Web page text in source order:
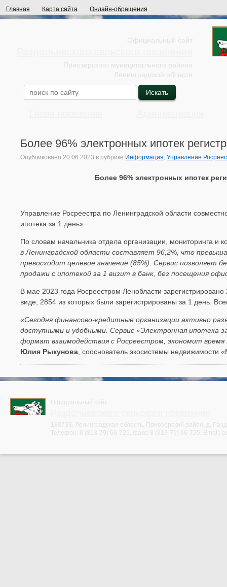
Главная Карта сайта Онлайн-обращения
Официальный сайт
Приозерского муниципального района
Ленинградской области
Более 96% электронных ипотек
Опубликовано 20.06.2023 в рубрике Информация, Управление
Более 96% электронных ипотек
Управление Росреестра по Ленинградской области
ипотека за 1 день».
По словам начальника отдела организации, мониторинга и
в Ленинградской области составляет 96,2%, что
превосходит целевое значение (85%). Сервис позволяет
продажи с ипотекой за 1 визит в банк, без посещения
В мае 2023 года Росреестром Ленобласти
виде, 2854 из которых были зарегистрированы за 1 день.
«Сегодня финансово-кредитные организации активно
доступными и удобными. Сервис «Электронная ипотека
формат взаимодействия с Росреестром, экономит
Юлия Рыкунова , сооснователь экосистемы недвижимости
Официальный сайт
188733, Ленинградская область, Приозерский район, д.
Телефон:
8 (813-79) 66-725 , факс: 8 (813-79) 66-725 . Email: